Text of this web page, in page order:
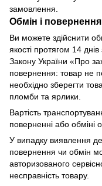
замовлення.
Обмін і
Ви можете здійснити
якості протягом 14
Закону України «Про
повернення: товар не
необхідно зберегти
пломби та ярлики.
Вартість
поверненні або обміні
У випадку виявлення
повернення чи обмін
авторизованого
несправність товару.